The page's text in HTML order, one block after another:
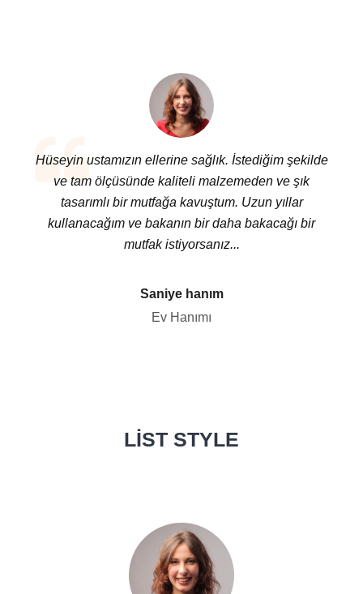
Hüseyin ustamızın ellerine sağlık. İstediğim şekilde
ve tam ölçüsünde kaliteli malzemeden ve şık
tasarımlı bir mutfağa kavuştum. Uzun yıllar
kullanacağım ve bakanın bir daha bakacağı bir
mutfak istiyorsanız...
Saniye hanım
Ev Hanımı
LIST STYLE